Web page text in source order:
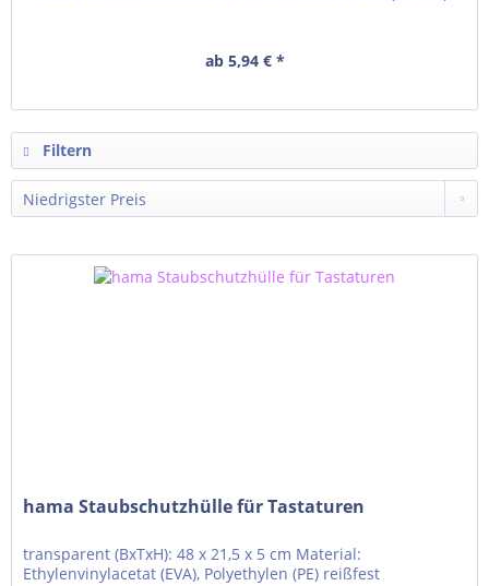
ab 5,94 € *
Filtern
hama Staubschutzhülle für Tastaturen
transparent (BxTxH): 48 x 21,5 x 5 cm Material:
Ethylenvinylacetat (EVA), Polyethylen (PE) reißfest